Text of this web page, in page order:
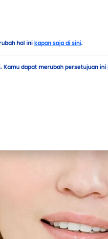
hal ini kapan saja di sini.
Kamu dapat merubah persetujuan ini